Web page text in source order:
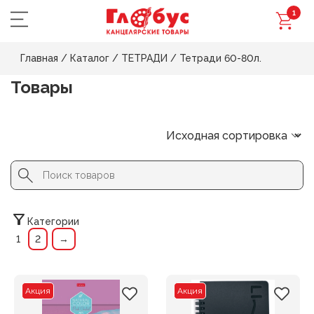
1
Главная / Каталог / ТЕТРАДИ / Тетради 60-80л.
Товары
Search
for:
Button
Категории
1
2 →
Акция Акция